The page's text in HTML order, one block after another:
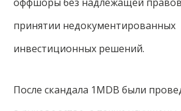
принятии недокументированных
инвестиционных решений.
После скандала 1MDB были